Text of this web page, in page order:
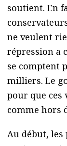
soutient. En
ne veulent
répression a
se comptent
milliers. Le
pour que ces
comme hors
Au début, les